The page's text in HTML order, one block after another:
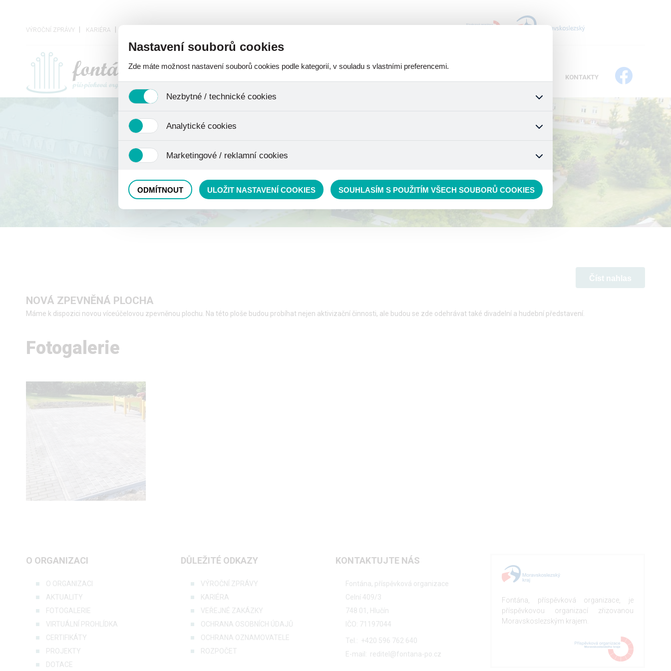
VÝROČNÍ ZPRÁVY KARIÉRA
KONTAKTY
Číst nahlas
NOVÁ ZPEVNĚNÁ PLOCHA
Máme k dispozici novou víceúčelovou zpevněnou plochu. Na této ploše budou probíhat nejen aktivizační činnosti, ale budou se zde odehrávat také divadelní a hudební představení.
Fotogalerie
O ORGANIZACI
O ORGANIZACI
AKTUALITY
FOTOGALERIE
VIRTUÁLNÍ PROHLÍDKA
CERTIFIKÁTY
PROJEKTY
DOTACE
DŮLEŽITÉ ODKAZY
VÝROČNÍ ZPRÁVY
KARIÉRA
VEŘEJNÉ ZAKÁZKY
OCHRANA OSOBNÍCH ÚDAJŮ
OCHRANA OZNAMOVATELE
ROZPOČET
KONTAKTUJTE NÁS
Fontána, příspěvková organizace
Celní 409/3
748 01, Hlučín
IČO: 71197044
Tel.: +420 596 762 640
E-mail: reditel@fontana-po.cz
Fontána, příspěvková organizace, je
příspěvkovou organizací zřizovanou
Moravskoslezským krajem.
Nastavení souborů cookies
Zde máte možnost nastavení souborů cookies podle kategorií, v souladu s vlastními preferencemi.
Nezbytné / technické cookies
se mimo jiné k ukládání produktů v nákupním košíku, ovládání filtrů a také nastavení souhlasu s uživáním cookies. Pro tyto cookies
není zapotřebí Váš souhlas a není možné jej ani odebrat.
Analytické cookies
nejedná o osobní údaje, protože anonymizované cookies nelze přiřadit konkrétnímu uživateli. Proto nedokážeme zjistit navštívené
odkazy, prohlížené zboží apod.
Marketingové / reklamní cookies
ODMÍTNOUT ULOŽIT NASTAVENÍ COOKIES SOUHLASÍM S POUŽITÍM VŠECH SOUBORŮ COOKIES